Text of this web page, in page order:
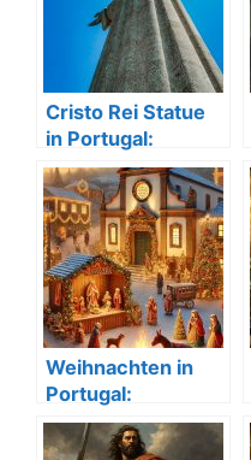
Cristo Rei Statue
in Portugal:
Aussicht &
Geschichte
Weihnachten in
Portugal:
Traditionen und
Bräuche